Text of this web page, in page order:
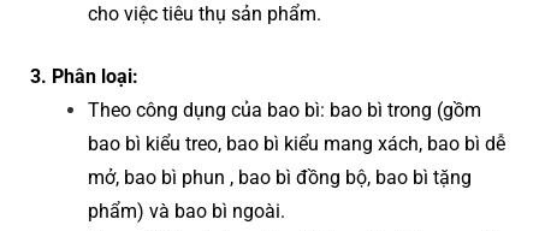
cho việc tiêu thụ sản phẩm.
3. Phân loại:
Theo công dụng của bao bì: bao bì trong (gồm
bao bì kiểu treo, bao bì kiểu mang xách, bao bì dễ
mở, bao bì phun , bao bì đồng bộ, bao bì tặng
phẩm) và bao bì ngoài.